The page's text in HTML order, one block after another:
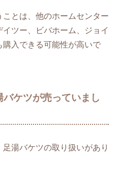
とは、他のホームセンター
イツー、ビバホーム、ジョイ
入できる可能性が高いで
バケツが売っていまし
湯バケツの取り扱いがあり